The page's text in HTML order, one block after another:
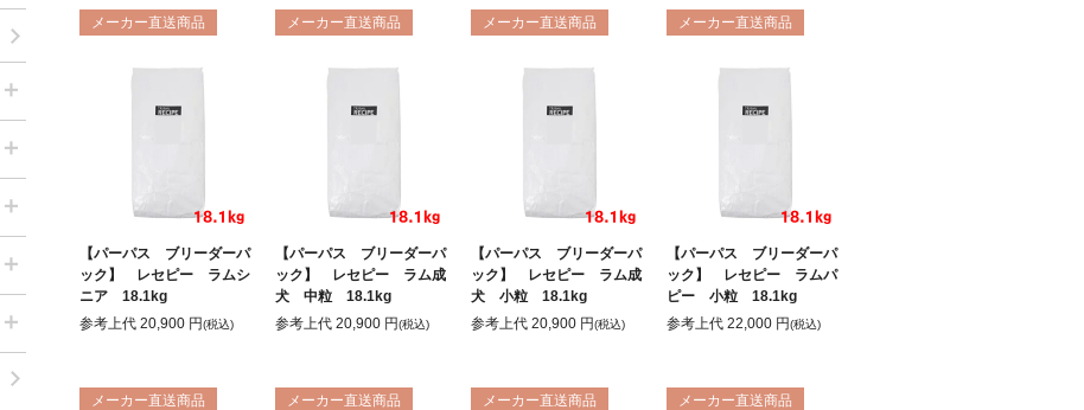
メーカー直送商品
【パーパス ブリーダーパ
ック】 レセピー ラムシ
ニア 18.1kg
参考上代 20,900 円(税込)
メーカー直送商品
【パーパス ブリーダーパ
ック】 レセピー ラム成
犬 中粒 18.1kg
参考上代 20,900 円(税込)
メーカー直送商品
【パーパス ブリーダーパ
ック】 レセピー ラム成
犬 小粒 18.1kg
参考上代 20,900 円(税込)
メーカー直送商品
【パーパス ブリーダーパ
ック】 レセピー ラムパ
ピー 小粒 18.1kg
参考上代 22,000 円(税込)
メーカー直送商品 メーカー直送商品 メーカー直送商品 メーカー直送商品
＋
＋
＋
＋
＋